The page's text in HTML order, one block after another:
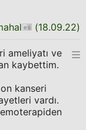
(18.09.22)
ameliyatı ve
kaybettim.
kanseri
vardı.